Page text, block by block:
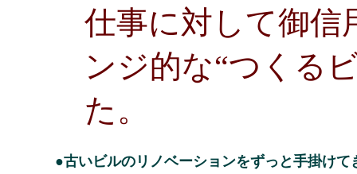
仕事に対して御信
ンジ的な“つくる
た。
●古いビルのリノベーションをずっと手掛けて